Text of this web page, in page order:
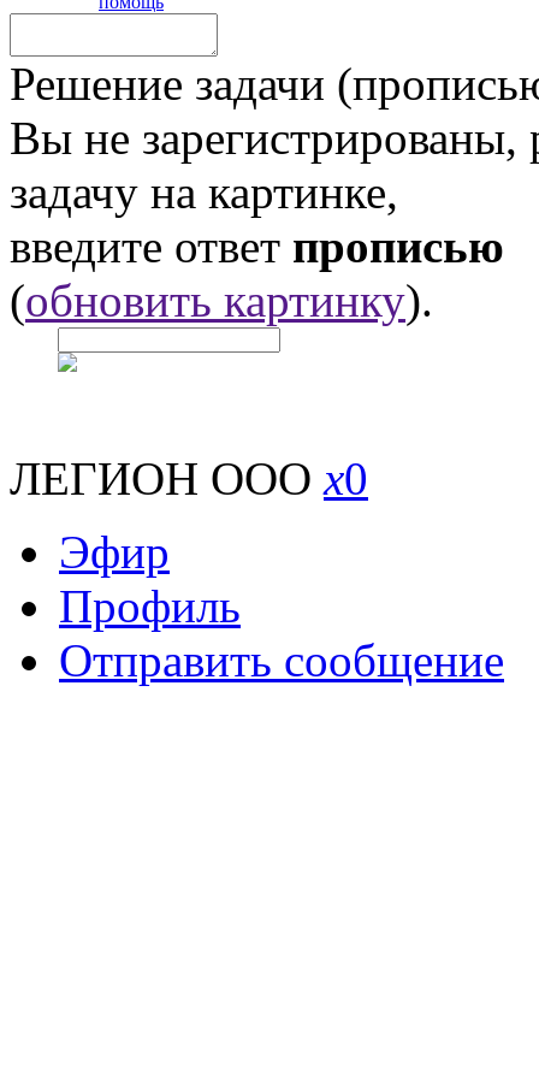
Решение задачи
Вы не
задачу на картинке,
введите ответ прописью
(обновить картинку).
ЛЕГИОН ОООx0
Эфир
Профиль
Отправить сообщение